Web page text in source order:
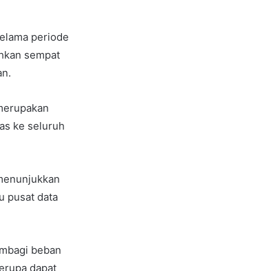
periode
sempat
ke seluruh
pusat data
beban
dapat